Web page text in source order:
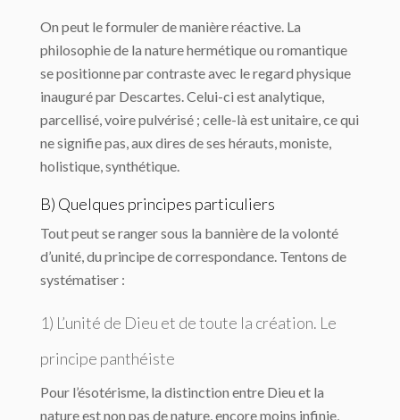
On peut le formuler de manière réactive. La
philosophie de la nature hermétique ou ro­mantique
se positionne par contraste avec le regard physique
inauguré par Descartes. Celui-ci est analytique,
parcellisé, voire pulvérisé ; celle-là est unitaire, ce qui
ne signifie pas, aux dires de ses hérauts, moniste,
holistique, synthétique.
B) Quelques principes particuliers
Tout peut se ranger sous la bannière de la volonté
d’unité, du principe de correspon­dance. Tentons de
systématiser :
1) L’unité de Dieu et de toute la création. Le
principe panthéiste
Pour l’ésotérisme, la distinction entre Dieu et la
nature est non pas de nature, encore moins infinie,